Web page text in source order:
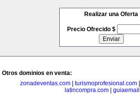
Realizar una Oferta
Precio Ofrecido $
Otros dominios en venta:
zonadeventas.com| turismoprofesional.com
latincompra.com|